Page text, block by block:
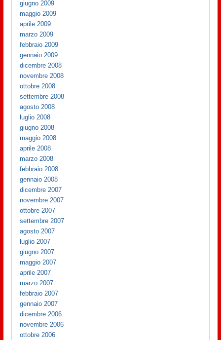
giugno 2009
maggio 2009
aprile 2009
marzo 2009
febbraio 2009
gennaio 2009
dicembre 2008
novembre 2008
ottobre 2008
settembre 2008
agosto 2008
luglio 2008
giugno 2008
maggio 2008
aprile 2008
marzo 2008
febbraio 2008
gennaio 2008
dicembre 2007
novembre 2007
ottobre 2007
settembre 2007
agosto 2007
luglio 2007
giugno 2007
maggio 2007
aprile 2007
marzo 2007
febbraio 2007
gennaio 2007
dicembre 2006
novembre 2006
ottobre 2006